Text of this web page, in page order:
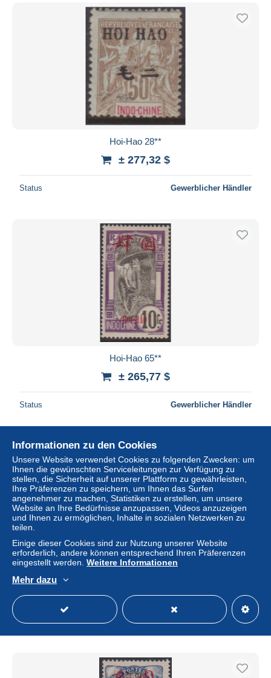
Hoi-Hao 28**
± 277,32 $
Status Gewerblicher Händler
Hoi-Hao 65**
± 265,77 $
Status Gewerblicher Händler
± 219,55 $
Status Gewerblicher Händler
Informationen zu den Cookies
Unsere Website verwendet Cookies zu folgenden Zwecken: um
Ihnen die gewünschten Serviceleitungen zur Verfügung zu
stellen, die Sicherheit auf unserer Plattform zu gewährleisten,
Ihre Präferenzen zu speichern, um Ihnen das Surfen
angenehmer zu machen, Statistiken zu erstellen, um unsere
Website an Ihre Bedürfnisse anzupassen, Videos anzuzeigen
und Ihnen zu ermöglichen, Inhalte in sozialen Netzwerken zu
teilen.
Einige dieser Cookies sind zur Nutzung unserer Website
erforderlich, andere können entsprechend Ihren Präferenzen
eingestellt werden. Weitere Informationen
Mehr dazu